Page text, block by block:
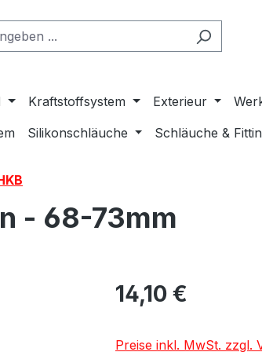
Kraftstoffsystem Exterieur
Silikonschläuche Schläuche &
- 68-73mm
14,10 €
Preise inkl. MwSt. zzgl.